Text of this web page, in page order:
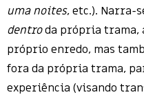
uma noites, etc.). Narra-
dentroda própria trama,
próprio enredo, mas
fora da própria trama,
experiência (visando